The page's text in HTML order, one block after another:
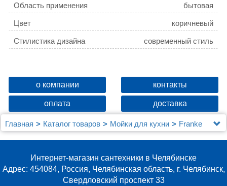
Область применения бытовая
Цвет коричневый
Стилистика дизайна современный стиль
о компании контакты
оплата доставка
Главная Каталог товаров Мойки для кухни
Franke
Мойка кухонная Franke AZG 651 миндаль
Интернет-магазин сантехники в Челябинске
Адрес: 454084, Россия, Челябинская область, г. Челябинск,
Свердловский проспект 33